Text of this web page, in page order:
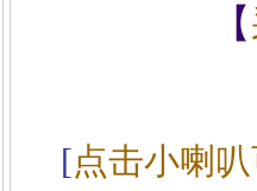
【
[点击小喇